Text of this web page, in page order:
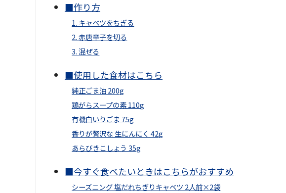
■作り方
1. キャベツをちぎる
2. 赤唐辛子を切る
3. 混ぜる
■使用した食材はこちら
純正ごま油 200g
鶏がらスープの素 110g
有機白いりごま 75g
香りが贅沢な 生にんにく 42g
あらびきこしょう 35g
■今すぐ食べたいときはこちらがおすすめ
シーズニング 塩だれちぎりキャベツ 2人前×2袋